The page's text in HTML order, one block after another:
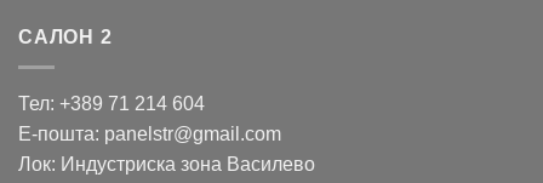
САЛОН 2
Тел: +389 71 214 604
Е-пошта: panelstr@gmail.com
Лок: Индустриска зона Василево